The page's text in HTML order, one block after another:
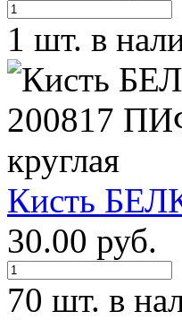
1 шт. в
Кисть
30.00 руб.
70 шт. в